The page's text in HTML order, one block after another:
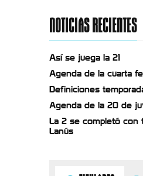
NOTICIAS RECIENTES
Así se juega la 21
Agenda de la cuarta
Definiciones
Agenda de la 20 de
La 2 se completó con
Lanús